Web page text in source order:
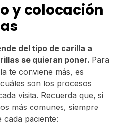
y colocación
del tipo de carilla a
se quieran poner. Para
te conviene más, es
son los procesos
visita. Recuerda que, si
más comunes, siempre
cada paciente: